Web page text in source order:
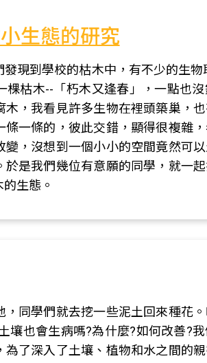
生態的研究
現到學校的枯木中，有不少的生
棵枯木--「朽木又逢春」，一點也
，我看見許多生物在裡頭築巢，
一條的，彼此交錯，顯得很複雜
，沒想到一個小小的空間竟然可
是我們幾位有意願的同學，就一
生態。
同學們就去挖一些泥土回來種花
壤也會生病嗎?為什麼?如何改善?
了深入了土壤、植物和水之間的